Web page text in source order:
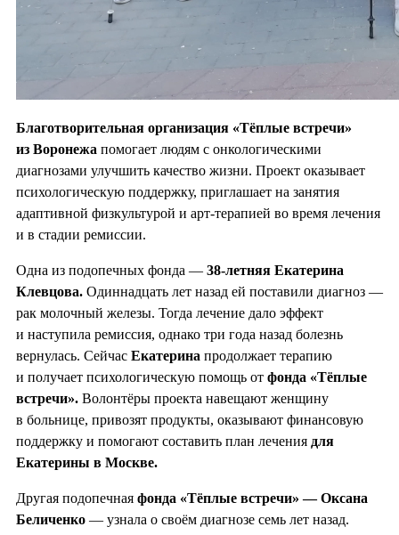
Благотворительная организация «Тёплые встречи»
из Воронежа помогает людям с онкологическими
диагнозами улучшить качество жизни. Проект оказывает
психологическую поддержку, приглашает на занятия
адаптивной физкультурой и арт-терапией во время лечения
и в стадии ремиссии.
Одна из подопечных фонда — 38-летняя Екатерина
Клевцова. Одиннадцать лет назад ей поставили диагноз —
рак молочный железы. Тогда лечение дало эффект
и наступила ремиссия, однако три года назад болезнь
вернулась. Сейчас Екатерина продолжает терапию
и получает психологическую помощь от фонда «Тёплые
встречи». Волонтёры проекта навещают женщину
в больнице, привозят продукты, оказывают финансовую
поддержку и помогают составить план лечения для
Екатерины в Москве.
Другая подопечная фонда «Тёплые встречи» — Оксана
Беличенко — узнала о своём диагнозе семь лет назад.